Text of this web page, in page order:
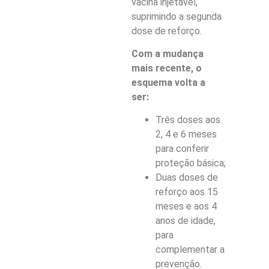
suprimindo a segunda
dose de reforço.
Com a mudança
mais recente, o
esquema volta a
ser:
Três doses aos
2, 4 e 6 meses
para conferir
proteção básica;
Duas doses de
reforço aos 15
meses e aos 4
anos de idade,
para
complementar a
prevenção.